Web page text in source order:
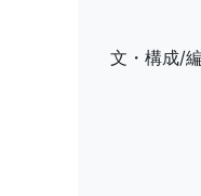
文・構成/